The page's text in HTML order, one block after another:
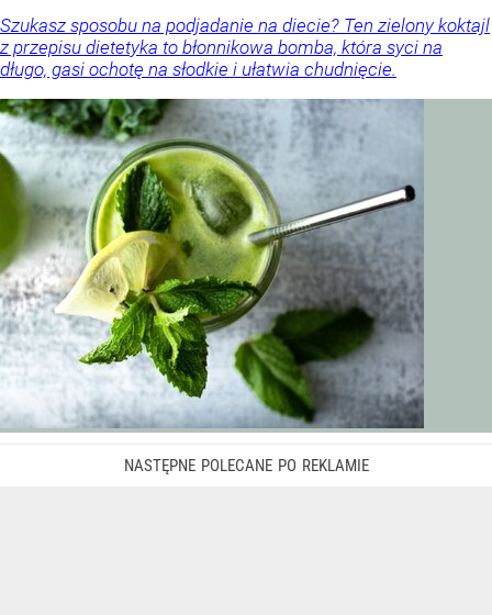
Szukasz sposobu na podjadanie na diecie? Ten zielony koktajl
z przepisu dietetyka to błonnikowa bomba, która syci na
długo, gasi ochotę na słodkie i ułatwia chudnięcie.